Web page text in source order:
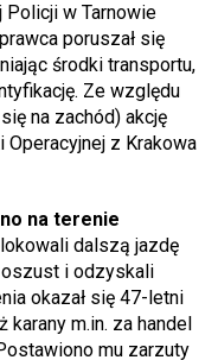
Policji w Tarnowie
poruszał się
środki transportu,
Ze względu
na zachód) akcję
Operacyjnej z Krakowa
na terenie
dalszą jazdę
i odzyskali
okazał się 47-letni
karany m.in. za handel
mu zarzuty